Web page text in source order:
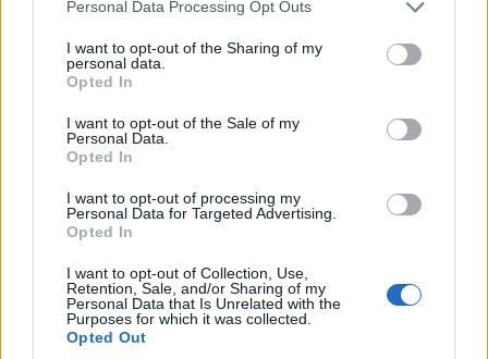
not limited to your visit or usage behaviour. You may click to
grant or deny consent to Google and its third-party tags to
use your data for below specified purposes in below Google
consent section.
Personal Data Processing Opt Outs
I want to opt-out of the Sharing of my
personal data.
Opted In
I want to opt-out of the Sale of my
Personal Data.
Opted In
I want to opt-out of processing my
Personal Data for Targeted Advertising.
Opted In
I want to opt-out of Collection, Use,
Retention, Sale, and/or Sharing of my
Personal Data that Is Unrelated with the
Purposes for which it was collected.
Opted Out
ΑΓΝΗ ΣΤΡΟΥΜΠΟΥΛΗ
Γεννήθηκε το 1952 στον Πειραιά. Από το 1995
αφηγείται Παραμύθια της Προφορικής
Παραδόσεων. Έχει κάνει ανθολογήσεις:
«Παραμύθια με ανεξιχνίαστες γριές» και
«Παραμύθια με αρειμάνιους δράκους»
εκδόσεις ΑΠΟΠΕΙΡΑ, «Το Πετειναράκι»
εκδόσεις ΑΠ Χίος, «Κάτι κατεργάρηδες